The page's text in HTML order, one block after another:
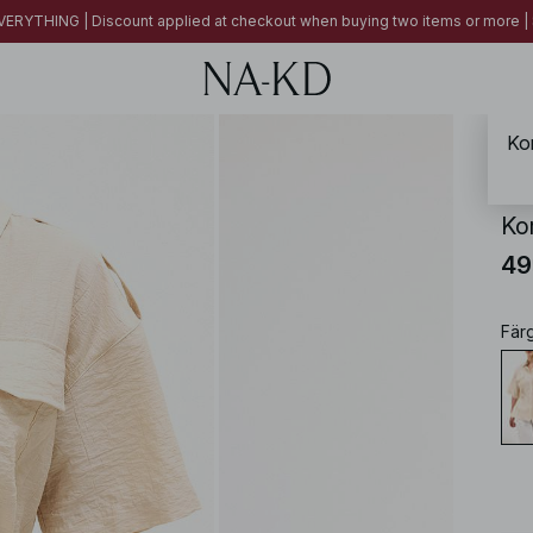
| Discount applied at checkout when buying two items or more |